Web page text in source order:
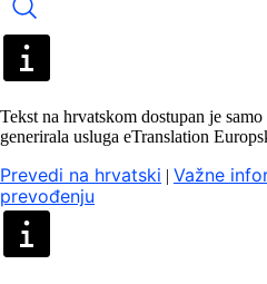
Hae
Tekst na hrvatskom dostupan je
generirala usluga eTranslation
Prevedi na hrvatski | Važne
prevođenju